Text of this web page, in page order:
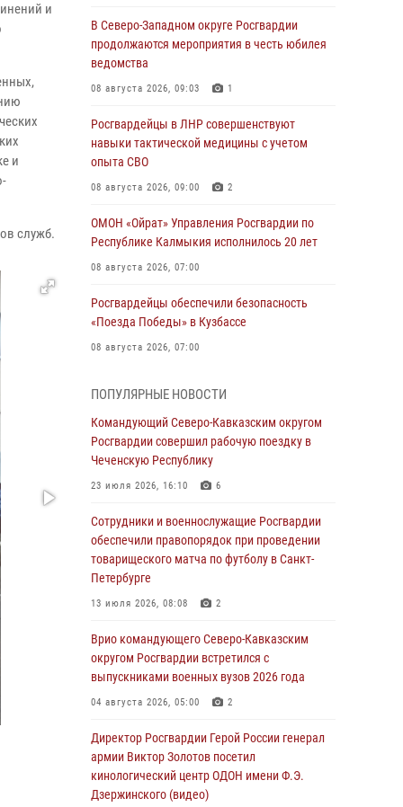
и
и
служб.
В Северо-Западном округе Росгвардии
продолжаются мероприятия в честь юбилея
ведомства
08 августа 2026, 09:03 1
Росгвардейцы в ЛНР совершенствуют
навыки тактической медицины с учетом
опыта СВО
08 августа 2026, 09:00 2
ОМОН «Ойрат» Управления Росгвардии по
Республике Калмыкия исполнилось 20 лет
08 августа 2026, 07:00
Росгвардейцы обеспечили безопасность
«Поезда Победы» в Кузбассе
08 августа 2026, 07:00
Росгвардии провели турнир по настольному
теннису ко Дню физкультурника
08 августа 2026, 07:00
Военнослужащие Софринской бригады
патриотического проекта «Дорогой
Ломоносова — дорогой к Победе в СВО»
(видео)
08 августа 2026, 07:00
медикам и девушке с ограниченными
возможностями здоровья (видео)
08 августа 2026, 06:32 1
память товарища на тактическом турнире
(видео)
08 августа 2026, 06:15 9 1
ПОПУЛЯРНЫЕ НОВОСТИ
Командующий Северо-Кавказским округом
Росгвардии совершил рабочую поездку в
Чеченскую Республику
23 июля 2026, 16:10 6
Сотрудники и военнослужащие Росгвардии
обеспечили правопорядок при проведении
товарищеского матча по футболу в Санкт-
Петербурге
13 июля 2026, 08:08 2
Врио командующего Северо-Кавказским
округом Росгвардии встретился с
выпускниками военных вузов 2026 года
04 августа 2026, 05:00 2
Директор Росгвардии Герой России генерал
армии Виктор Золотов посетил
кинологический центр ОДОН имени Ф.Э.
Дзержинского (видео)